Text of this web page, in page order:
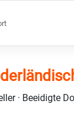
· Beeidigte